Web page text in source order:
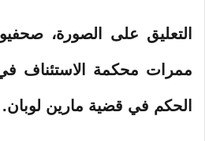
التعليق على الصورة،
ممرات محكمة الاستئناف
الحكم في قضية مارين لوبان.